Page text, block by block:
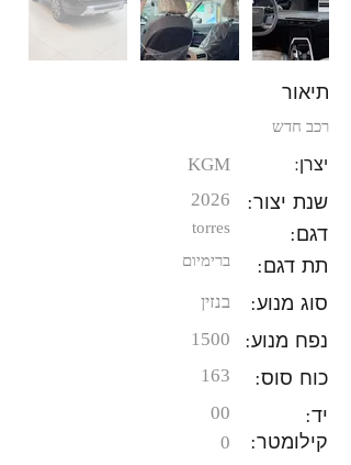
תיאור
רכב חדש
KGM יצרן:
2026 שנת יצור:
torres דגם:
ברימיום תת דגם:
בנזין סוג מנוע:
1500 נפח מנוע:
163 כוח סוס:
00 יד:
0 קילומטר: